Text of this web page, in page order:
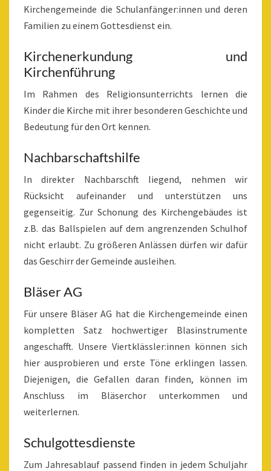
Kirchengemeinde die Schulanfänger:innen und deren
Familien zu einem Gottesdienst ein.
Kirchenerkundung und
Kirchenführung
Im Rahmen des Religionsunterrichts lernen die
Kinder die Kirche mit ihrer besonderen Geschichte und
Bedeutung für den Ort kennen.
Nachbarschaftshilfe
In direkter Nachbarschft liegend, nehmen wir
Rücksicht aufeinander und unterstützen uns
gegenseitig. Zur Schonung des Kirchengebäudes ist
z.B. das Ballspielen auf dem angrenzenden Schulhof
nicht erlaubt. Zu größeren Anlässen dürfen wir dafür
das Geschirr der Gemeinde ausleihen.
Bläser AG
Für unsere Bläser AG hat die Kirchengemeinde einen
kompletten Satz hochwertiger Blasinstrumente
angeschafft. Unsere Viertklässler:innen können sich
hier ausprobieren und erste Töne erklingen lassen.
Diejenigen, die Gefallen daran finden, können im
Anschluss im Bläserchor unterkommen und
weiterlernen.
Schulgottesdienste
Zum Jahresablauf passend finden in jedem Schuljahr